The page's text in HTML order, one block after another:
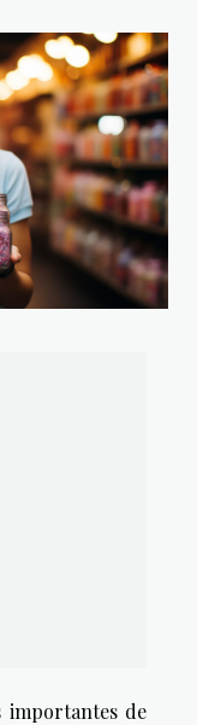
importantes de